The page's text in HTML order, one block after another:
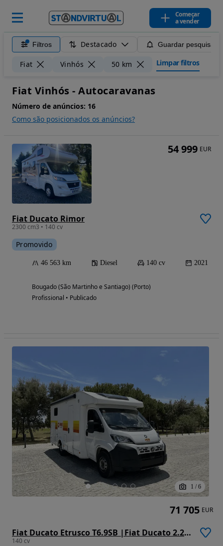
Começar
a vender
Filtros Destacado Guardar pesquisa
Fiat Vinhós 50 km Limpar filtros
Fiat Vinhós - Autocaravanas
Número de anúncios: 16
Como são posicionados os anúncios?
Fiat Ducato Rimor
2300 cm3 • 140 cv
Promovido
46 563 km Diesel 140 cv 2021
Bougado (São Martinho e Santiago) (Porto)
Profissional • Publicado
54 999 EUR
1 / 6
Fiat Ducato Etrusco T6.9SB |Fiat Ducato 2.2 Mjet 140 cv | Automático
140 cv
71 705 EUR